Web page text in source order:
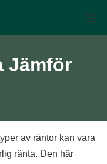
UC
Jämför
av räntor kan vara
ränta. Den här